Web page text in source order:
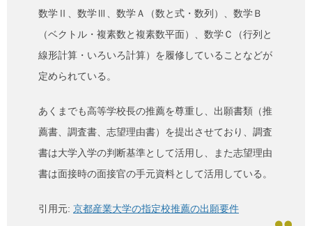
数学Ⅱ、数学Ⅲ、数学Ａ（数と式・数列）、数学Ｂ
（ベクトル・複素数と複素数平面）、数学Ｃ（行列と
線形計算・いろいろ計算）を履修していることなどが
定められている。
あくまでも高等学校長の推薦を尊重し、出願書類（推
薦書、調査書、志望理由書）を提出させており、調査
書は大学入学の判断基準として活用し、また志望理由
書は面接時の面接官の手元資料として活用している。
引用元: 京都産業大学の指定校推薦の出願要件